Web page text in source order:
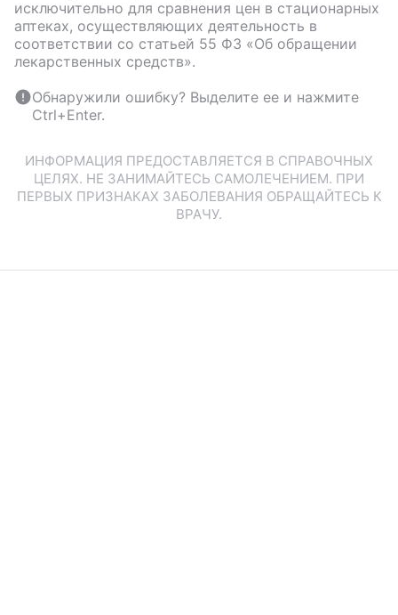
исключительно для сравнения цен в стационарных
аптеках, осуществляющих деятельность в
соответствии со статьей 55 ФЗ «Об обращении
лекарственных средств».
Обнаружили ошибку? Выделите ее и нажмите
Ctrl+Enter.
ИНФОРМАЦИЯ ПРЕДОСТАВЛЯЕТСЯ В СПРАВОЧНЫХ
ЦЕЛЯХ. НЕ ЗАНИМАЙТЕСЬ САМОЛЕЧЕНИЕМ. ПРИ
ПЕРВЫХ ПРИЗНАКАХ ЗАБОЛЕВАНИЯ ОБРАЩАЙТЕСЬ К
ВРАЧУ.